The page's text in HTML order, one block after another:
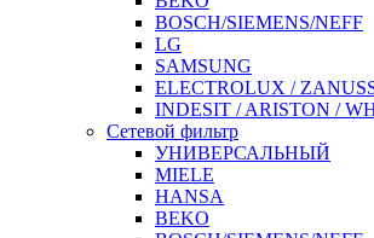
BOSCH/SIEMENS/NEFF
LG
SAMSUNG
ELECTROLUX /
INDESIT / ARISTON /
Сетевой фильтр
УНИВЕРСАЛЬНЫЙ
MIELE
HANSA
BEKO